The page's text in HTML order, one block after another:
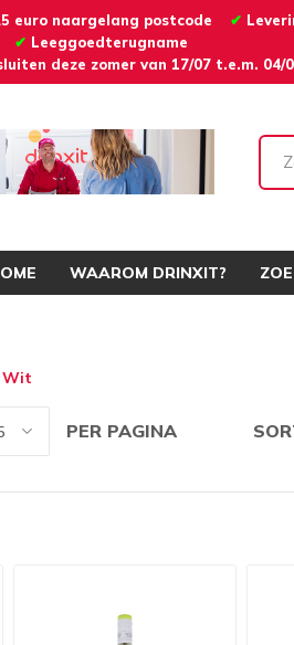
euro naargelang postcode ✔
✔ Leeggoedterugname
deze zomer van 17/07 t.e.m. 04/
WAAROM DRINXIT?
Wit
PER PAGINA